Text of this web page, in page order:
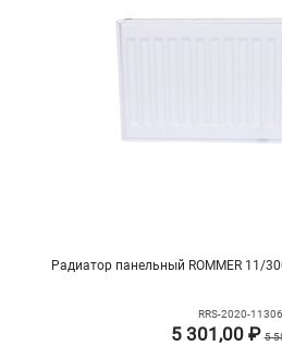
Радиатор панельный ROMMER 11/
RRS-2020-
5 301,00 ₽5